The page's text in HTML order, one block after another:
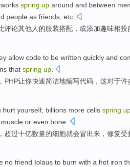
spring up around and between
people as friends, etc
评论其他人的服装搭配，或添加趣味相投
allow code to be written quickly and
that spring up
PHP让你快速简洁地编写代码 ， 这对于许
hurt yourself billions more cells spring
muscle or even bone
，超过十亿数量的细胞就会冒出来 ， 修复受
no friend Iolaus to burn with a hot iron